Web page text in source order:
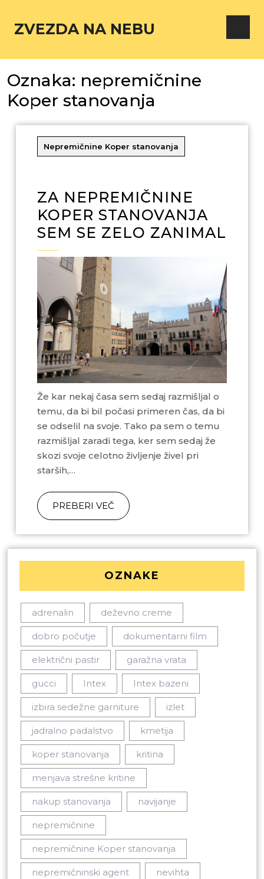
ZVEZDA NA NEBU
Oznaka: nepremičnine
Koper stanovanja
Nepremičnine Koper stanovanja
ZA NEPREMIČNINE
KOPER STANOVANJA
SEM SE ZELO ZANIMAL
Že kar nekaj časa sem sedaj razmišljal o
temu, da bi bil počasi primeren čas, da bi
se odselil na svoje. Tako pa sem o temu
razmišljal zaradi tega, ker sem sedaj že
skozi svoje celotno življenje živel pri
starših,…
PREBERI VEČ
OZNAKE
adrenalin deževno creme
dobro počutje dokumentarni film
električni pastir garažna vrata
gucci Intex Intex bazeni
izbira sedežne garniture izlet
jadralno padalstvo kmetija
koper stanovanja kritina
menjava strešne kritine
nakup stanovanja navijanje
nepremičnine
nepremičnine Koper stanovanja
nepremičninski agent nevihta